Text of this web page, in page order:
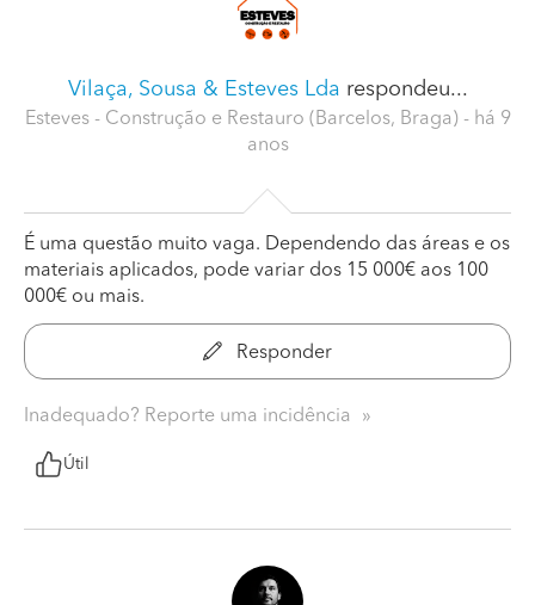
Vilaça, Sousa & Esteves Lda respondeu...
Esteves - Construção e Restauro (Barcelos, Braga) - há 9
anos
É uma questão muito vaga. Dependendo das áreas e os
materiais aplicados, pode variar dos 15 000€ aos 100
000€ ou mais.
Responder
Inadequado? Reporte uma incidência
Útil